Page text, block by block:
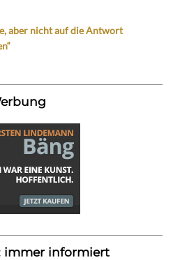
aber nicht auf die Antwort
immer informiert